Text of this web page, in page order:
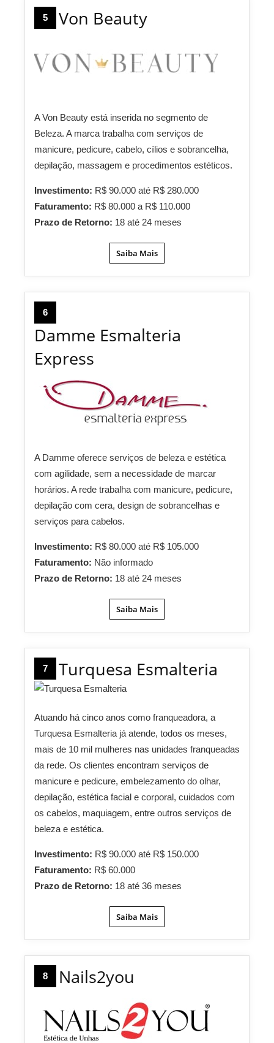
5 Von Beauty
A Von Beauty está inserida no segmento de
Beleza. A marca trabalha com serviços de
manicure, pedicure, cabelo, cílios e sobrancelha,
depilação, massagem e procedimentos estéticos.
Investimento: R$ 90.000 até R$ 280.000
Faturamento: R$ 80.000 a R$ 110.000
Prazo de Retorno: 18 até 24 meses
Saiba Mais
6
Damme Esmalteria
Express
A Damme oferece serviços de beleza e estética
com agilidade, sem a necessidade de marcar
horários. A rede trabalha com manicure, pedicure,
depilação com cera, design de sobrancelhas e
serviços para cabelos.
Investimento: R$ 80.000 até R$ 105.000
Faturamento: Não informado
Prazo de Retorno: 18 até 24 meses
Saiba Mais
7 Turquesa Esmalteria
Atuando há cinco anos como franqueadora, a
Turquesa Esmalteria já atende, todos os meses,
mais de 10 mil mulheres nas unidades franqueadas
da rede. Os clientes encontram serviços de
manicure e pedicure, embelezamento do olhar,
depilação, estética facial e corporal, cuidados com
os cabelos, maquiagem, entre outros serviços de
beleza e estética.
Investimento: R$ 90.000 até R$ 150.000
Faturamento: R$ 60.000
Prazo de Retorno: 18 até 36 meses
Saiba Mais
8 Nails2you